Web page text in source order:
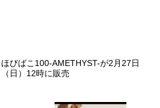
ほびばこ100-AMETHYST-が2月27日
（日）12時に販売